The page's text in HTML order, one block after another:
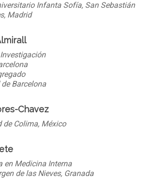
Infanta Sofía, San Sebastián
Madrid
Barcelona
Chavez
de Colima, México
en Medicina Interna
de las Nieves, Granada